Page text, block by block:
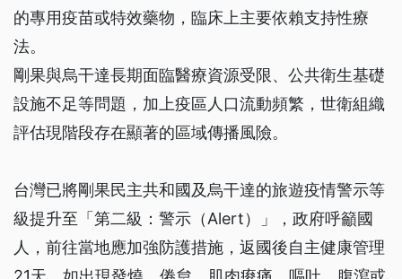
的專用疫苗或特效藥物，臨床上主要依賴支持性療
法。
剛果與烏干達長期面臨醫療資源受限、公共衛生基礎
設施不足等問題，加上疫區人口流動頻繁，世衛組織
評估現階段存在顯著的區域傳播風險。
台灣已將剛果民主共和國及烏干達的旅遊疫情警示等
級提升至「第二級：警示（Alert）」，政府呼籲國
人，前往當地應加強防護措施，返國後自主健康管理